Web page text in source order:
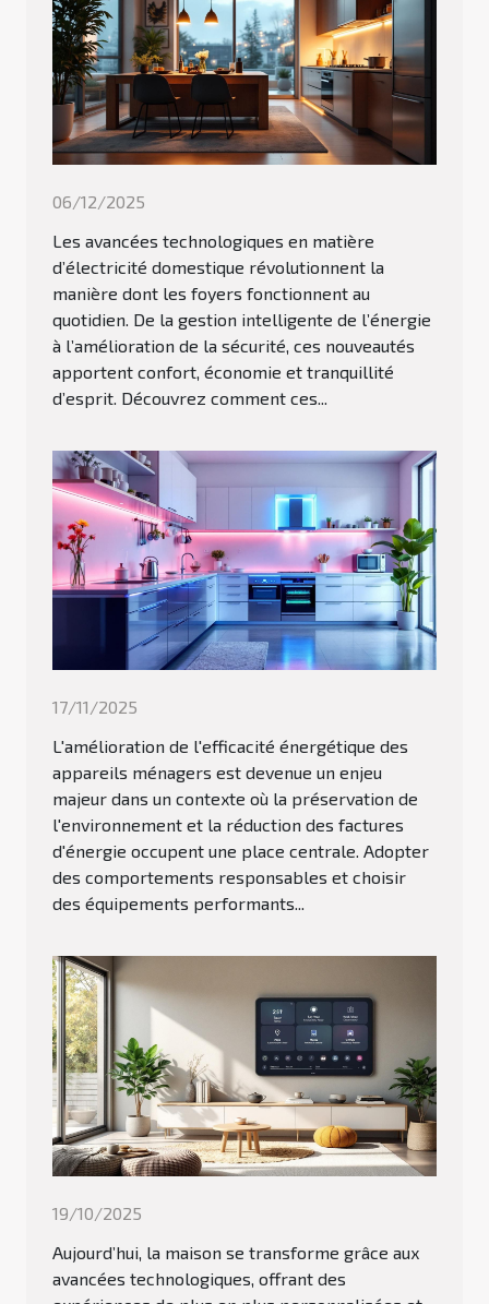
06/12/2025
Les avancées technologiques en matière
d’électricité domestique révolutionnent la
manière dont les foyers fonctionnent au
quotidien. De la gestion intelligente de l’énergie
à l’amélioration de la sécurité, ces nouveautés
apportent confort, économie et tranquillité
d’esprit. Découvrez comment ces...
17/11/2025
L'amélioration de l'efficacité énergétique des
appareils ménagers est devenue un enjeu
majeur dans un contexte où la préservation de
l'environnement et la réduction des factures
d'énergie occupent une place centrale. Adopter
des comportements responsables et choisir
des équipements performants...
19/10/2025
Aujourd’hui, la maison se transforme grâce aux
avancées technologiques, offrant des